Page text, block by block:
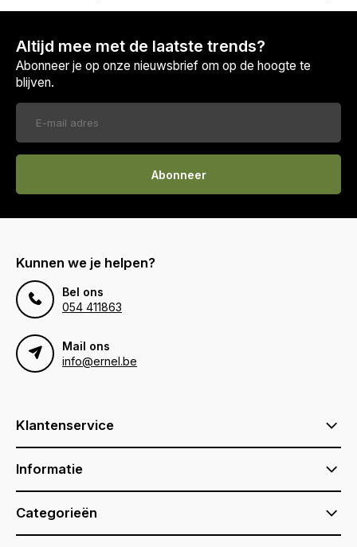
Altijd mee met de laatste trends?
Abonneer je op onze nieuwsbrief om op de hoogte te
blijven.
Abonneer
Kunnen we je helpen?
Bel ons
054 411863
Mail ons
info@ernel.be
Klantenservice
Informatie
Categorieën